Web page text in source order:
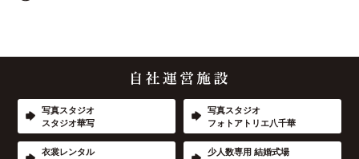
写真スタジオ
スタジオ華写
写真スタジオ
フォトアトリエ八千華
衣裳レンタル
少人数専用 結婚式場